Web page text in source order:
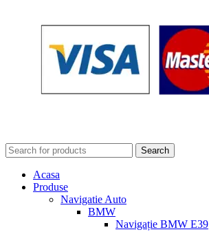
Search
Acasa
Produse
Navigatie Auto
BMW
Navigație BMW E39